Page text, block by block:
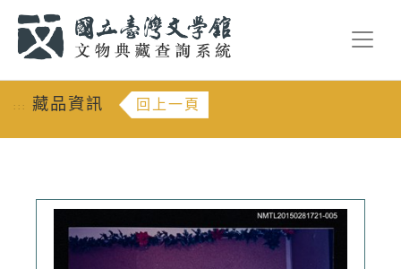
::: 藏品資訊 回上一頁